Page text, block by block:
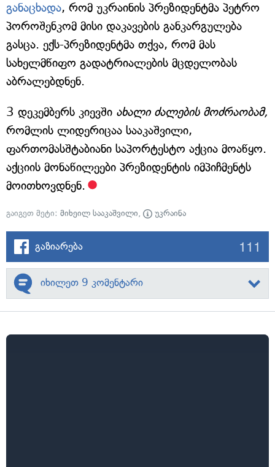
განაცხადა, რომ უკრაინის პრეზიდენტმა პეტრო
პოროშენკომ მისი დაკავების განკარგულება
გასცა. ექს-პრეზიდენტმა თქვა, რომ მას
სახელმწიფო გადატრიალების მცდელობას
აბრალებდნენ.
3 დეკემბერს კიევში ახალი ძალების მოძრაობამ,
რომლის ლიდერიცაა სააკაშვილი,
ფართომასშტაბიანი საპორტესტო აქცია მოაწყო.
აქციის მონაწილეები პრეზიდენტის იმპიჩმენტს
მოითხოვდნენ.
გაიგეთ მეტი: მიხეილ სააკაშვილი, უკრაინა
გაზიარება 111
იხილეთ 9 კომენტარი